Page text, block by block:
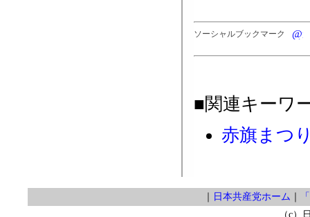
ソーシャルブックマーク
■関連キーワ
赤旗まつ
日本共産党ホーム
（c）